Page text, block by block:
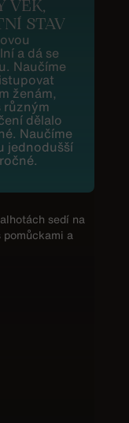
VĚK,
STAV
a dá se
Naučíme
ženám,
různým
dělalo
Naučíme
jednodušší